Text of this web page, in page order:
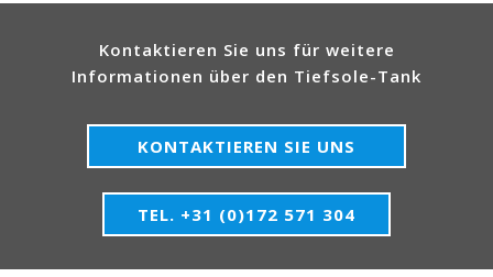
Kontaktieren Sie uns für weitere
Informationen über den Tiefsole-Tank
KONTAKTIEREN SIE UNS
TEL. +31 (0)172 571 304